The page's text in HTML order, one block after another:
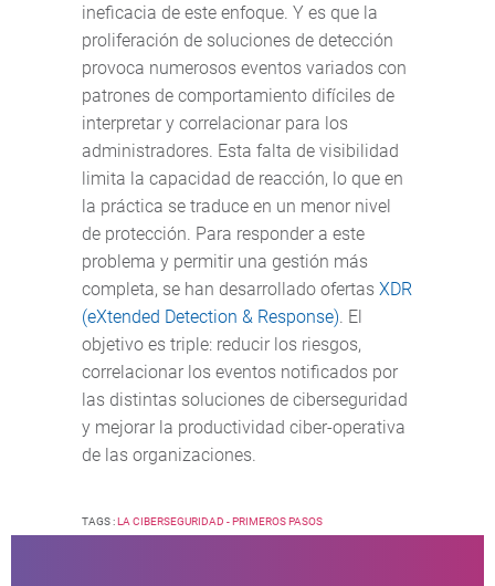
ineficacia de este enfoque. Y es que la
proliferación de soluciones de detección
provoca numerosos eventos variados con
patrones de comportamiento difíciles de
interpretar y correlacionar para los
administradores. Esta falta de visibilidad
limita la capacidad de reacción, lo que en
la práctica se traduce en un menor nivel
de protección. Para responder a este
problema y permitir una gestión más
completa, se han desarrollado ofertas XDR
(eXtended Detection & Response) . El
objetivo es triple: reducir los riesgos,
correlacionar los eventos notificados por
las distintas soluciones de ciberseguridad
y mejorar la productividad ciber-operativa
de las organizaciones.
TAGS :LA CIBERSEGURIDAD - PRIMEROS PASOS